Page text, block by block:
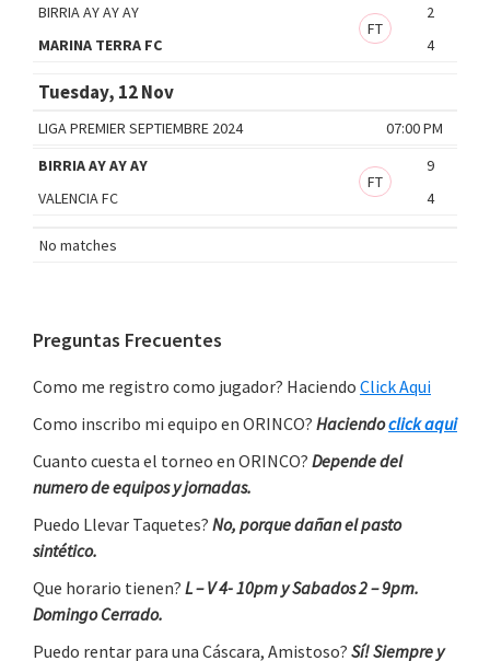
BIRRIA AY AY AY
2
FT
MARINA TERRA FC
4
Tuesday, 12 Nov
07:00 PM
LIGA PREMIER SEPTIEMBRE 2024
BIRRIA AY AY AY
9
FT
VALENCIA FC
4
No matches
Primary
Sidebar
Preguntas Frecuentes
Como me registro como jugador? Haciendo Click Aqui
Como inscribo mi equipo en ORINCO? Haciendoclick aqui
Cuanto cuesta el torneo en ORINCO? Depende del
numero de equipos y jornadas.
Puedo Llevar Taquetes? No, porque dañan el pasto
sintético.
Que horario tienen? L – V 4- 10pm y Sabados 2 – 9pm.
Domingo Cerrado.
Puedo rentar para una Cáscara, Amistoso? Sí! Siempre y